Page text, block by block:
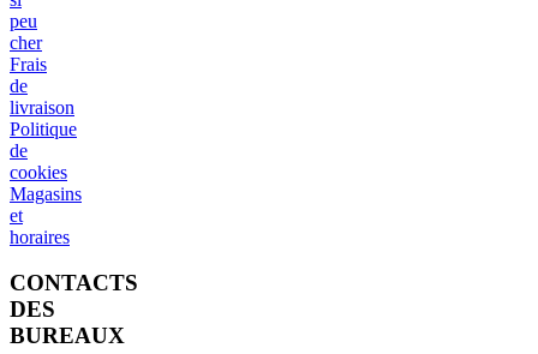
peu
cher
Frais
de
livraison
Politique
de
cookies
Magasins
et
horaires
CONTACTS
DES
BUREAUX